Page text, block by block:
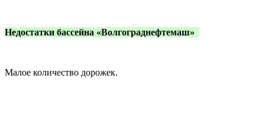
Недостатки бассейна «Волгограднефтемаш»
Малое количество дорожек.